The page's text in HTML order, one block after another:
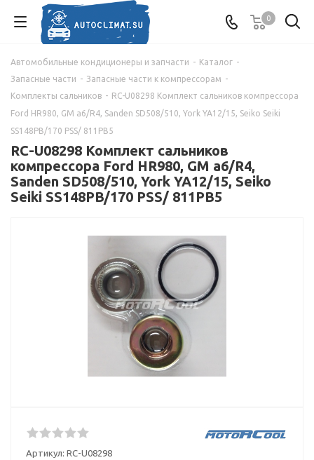
0
Автомобильные кондиционеры и запчасти - Каталог -
Запасные части - Запасные части к компрессорам -
Комплекты сальников - RC-U08298 Комплект сальников компрессора
Ford HR980, GM a6/R4, Sanden SD508/510, York YA12/15, Seiko Seiki
SS148PB/170 PSS/ 811PB5
RC-U08298 Комплект сальников
компрессора Ford HR980, GM a6/R4,
Sanden SD508/510, York YA12/15, Seiko
Seiki SS148PB/170 PSS/ 811PB5
Артикул: RC-U08298